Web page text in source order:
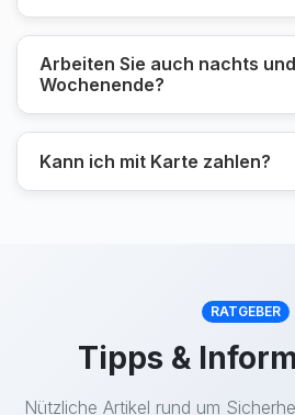
Arbeiten Sie auch nachts
Wochenende?
Kann ich mit Karte zahlen?
RATGEBER
Tipps &
Nützliche Artikel rund um